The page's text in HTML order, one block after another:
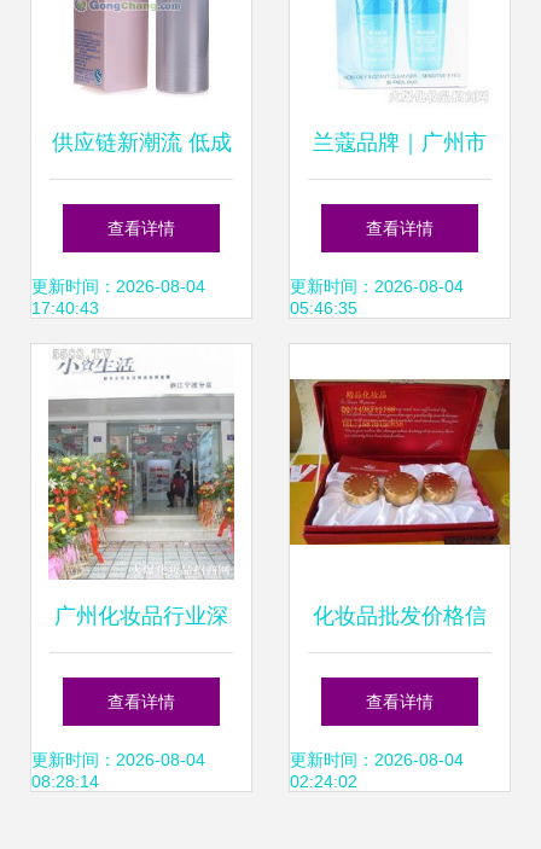
供应链新潮流 低成
本起步的中国化妆
品批发机遇——以
玫琳凯、欧珀莱、
法兰琳卡与冰美人
为观察视角
查看详情
更新时间：2026-08-04
17:40:43
兰蔻品牌｜广州市
卓佳化妆品批发中
心产品展示
查看详情
更新时间：2026-08-04
05:46:35
广州化妆品行业深
度解析 批发市场与
产品信息全攻略
查看详情
更新时间：2026-08-04
08:28:14
化妆品批发价格信
息与产品供应指南
查看详情
更新时间：2026-08-04
02:24:02